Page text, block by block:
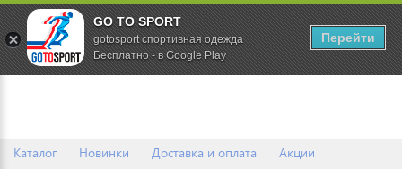
Каталог Новинки Доставка и оплата
Акции
0
GO TO SPORT
gotosport спортивная одежда
Бесплатно - в Google Play
Перейти